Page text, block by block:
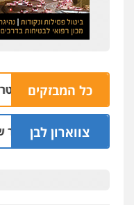
כל המבזקים
צפו: רחפן משטרתי
צווארון לבן
כתב אישום: יו"ר ש"ס